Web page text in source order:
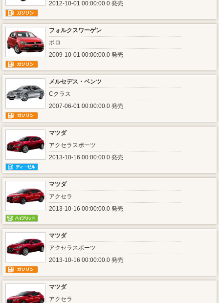
2012-10-01 00:00:00.0 発売
フォルクスワーゲン
ポロ
2009-10-01 00:00:00.0 発売
メルセデス・ベンツ
Cクラス
2007-06-01 00:00:00.0 発売
マツダ
アクセラスポーツ
2013-10-16 00:00:00.0 発売
マツダ
アクセラ
2013-10-16 00:00:00.0 発売
マツダ
アクセラスポーツ
2013-10-16 00:00:00.0 発売
マツダ
アクセラ